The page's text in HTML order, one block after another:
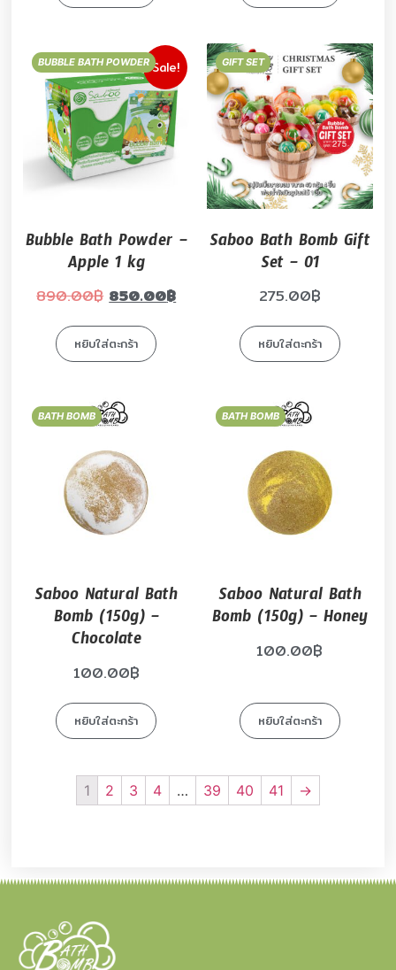
Sale!
BUBBLE BATH POWDER
Bubble Bath Powder –
Apple 1 kg
890.00฿ 850.00฿
หยิบใส่ตะกร้า
GIFT SET
Saboo Bath Bomb Gift
Set – 01
275.00฿
หยิบใส่ตะกร้า
BATH BOMB
Saboo Natural Bath
Bomb (150g) –
Chocolate
100.00฿
หยิบใส่ตะกร้า
BATH BOMB
Saboo Natural Bath
Bomb (150g) – Honey
100.00฿
หยิบใส่ตะกร้า
1 2 3 4 … 39 40 41 →